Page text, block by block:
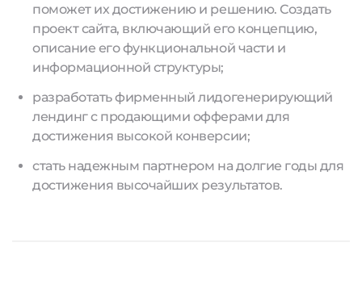
поможет их достижению и решению. Создать
проект сайта, включающий его концепцию,
описание его функциональной части и
информационной структуры;
разработать фирменный лидогенерирующий
лендинг с продающими офферами для
достижения высокой конверсии;
стать надежным партнером на долгие годы для
достижения высочайших результатов.